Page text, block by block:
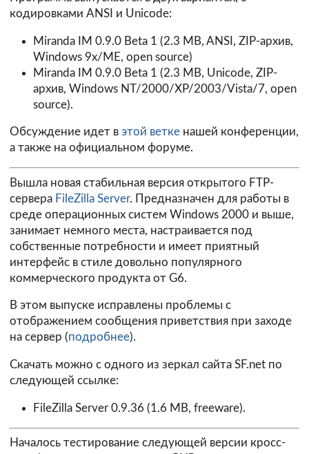
кодировками ANSI и Unicode:
Miranda IM 0.9.0 Beta 1 (2.3 MB, ANSI, ZIP-архив,
Windows 9x/ME, open source)
Miranda IM 0.9.0 Beta 1 (2.3 MB, Unicode, ZIP-
архив, Windows NT/2000/XP/2003/Vista/7, open
source).
Обсуждение идет в этой ветке нашей конференции,
а также на официальном форуме.
Вышла новая стабильная версия открытого FTP-
сервера FileZilla Server. Предназначен для работы в
среде операционных систем Windows 2000 и выше,
занимает немного места, настраивается под
собственные потребности и имеет приятный
интерфейс в стиле довольно популярного
коммерческого продукта от G6.
В этом выпуске исправлены проблемы с
отображением сообщения приветствия при заходе
на сервер (подробнее).
Скачать можно с одного из зеркал сайта SF.net по
следующей ссылке:
FileZilla Server 0.9.36 (1.6 MB, freeware).
Началось тестирование следующей версии кросс-